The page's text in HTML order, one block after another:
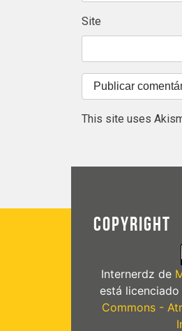
Site
This site uses
COPYRIGHT
Internerdz de
está
Commons -